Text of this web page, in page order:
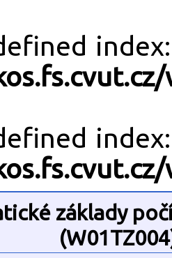
index:
index:
základy